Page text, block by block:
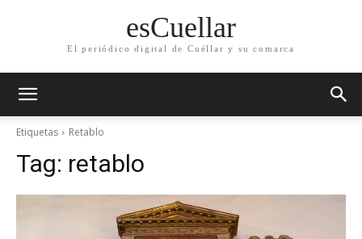
esCuellar
El periódico digital de Cuéllar y su comarca
Etiquetas Retablo
Tag: retablo